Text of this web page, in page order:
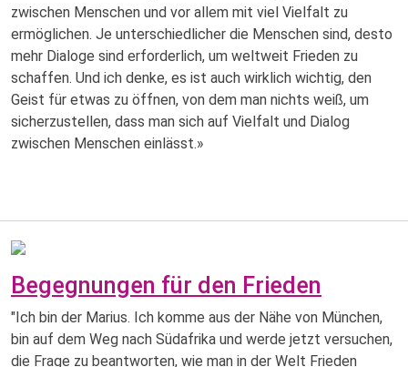
zwischen Menschen und vor allem mit viel Vielfalt zu
ermöglichen. Je unterschiedlicher die Menschen sind, desto
mehr Dialoge sind erforderlich, um weltweit Frieden zu
schaffen. Und ich denke, es ist auch wirklich wichtig, den
Geist für etwas zu öffnen, von dem man nichts weiß, um
sicherzustellen, dass man sich auf Vielfalt und Dialog
zwischen Menschen einlässt.»
Begegnungen für den Frieden
"Ich bin der Marius. Ich komme aus der Nähe von München,
bin auf dem Weg nach Südafrika und werde jetzt versuchen,
die Frage zu beantworten, wie man in der Welt Frieden